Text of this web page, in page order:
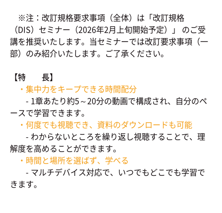
※注：改訂規格要求事項（全体）は「改訂規格
（DIS）セミナー（2026年2月上旬開始予定）」 のご受
講を推奨いたします。当セミナーでは改訂要求事項（一
部）のみ紹介いたします。ご了承ください。
【特 長】
・集中力をキープできる時間配分
- 1章あたり約5～20分の動画で構成され、自分のペ
ースで学習できます。
・何度でも視聴でき、資料のダウンロードも可能
- わからないところを繰り返し視聴することで、理
解度を高めることができます。
・時間と場所を選ばず、学べる
- マルチデバイス対応で、いつでもどこでも学習で
きます。